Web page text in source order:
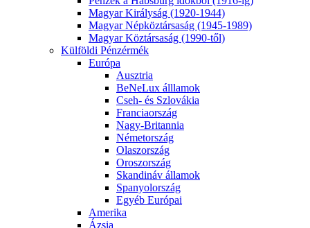
Magyar Királyság (1920-1944)
Magyar Népköztársaság (1945-1989)
Magyar Köztársaság (1990-től)
Külföldi Pénzérmék
Európa
Ausztria
BeNeLux álllamok
Cseh- és Szlovákia
Franciaország
Nagy-Britannia
Németország
Olaszország
Oroszország
Skandináv államok
Spanyolország
Egyéb Európai
Amerika
Ázsia